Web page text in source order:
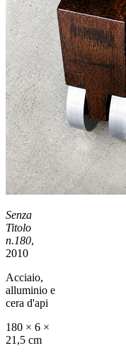
Senza
Titolo
n.180,
2010
Acciaio,
alluminio e
cera d'api
180 × 6 ×
21,5 cm